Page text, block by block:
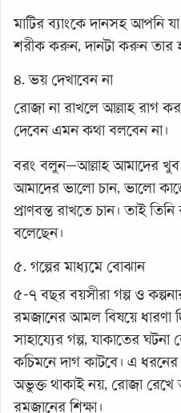
মাটির ব্যাংকে দানসহ আপনি
শরীক করুন, দানটা করুন তার
৪. ভয় দেখাবেন না
রোজা না রাখলে আল্লাহ রাগ
দেবেন এমন কথা বলবেন না।
বরং বলুন—আল্লাহ আমাদের খুব
আমাদের ভালো চান, ভালো
প্রাণবন্ত রাখতে চান। তাই
বলেছেন।
৫. গল্পের মাধ্যমে বোঝান
৫-৭ বছর বয়সীরা গল্প ও
রমজানের আমল বিষয়ে ধারণা
সাহায্যের গল্প, যাকাতের ঘটনা
কচিমনে দাগ কাটবে। এ
অভুক্ত থাকাই নয়, রোজা রেখে
রমজানের শিক্ষা।